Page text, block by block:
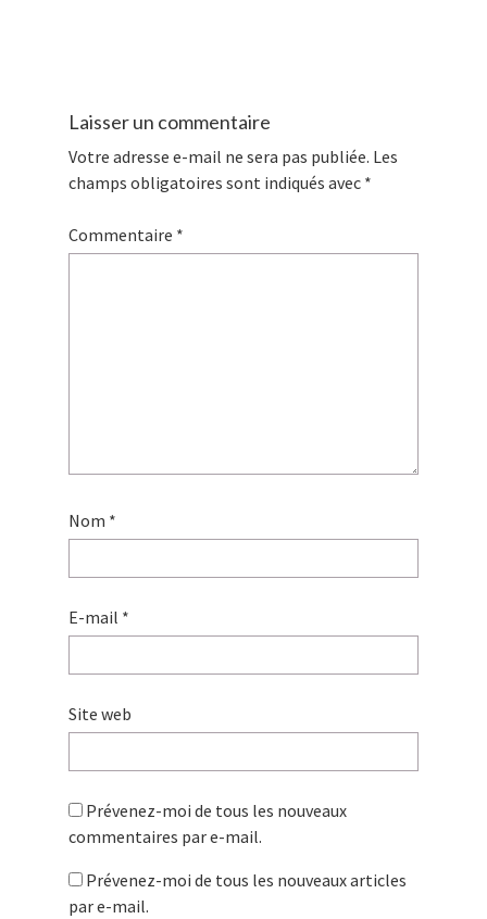
Laisser un commentaire
Votre adresse e-mail ne sera pas publiée. Les
champs obligatoires sont indiqués avec *
Commentaire *
Nom *
E-mail *
Site web
Prévenez-moi de tous les nouveaux
commentaires par e-mail.
Prévenez-moi de tous les nouveaux articles
par e-mail.